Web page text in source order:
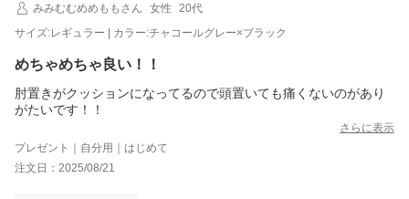
みみむむめめももさん
女性
20代
サイズ:レギュラー | カラー:チャコールグレー×ブラック
めちゃめちゃ良い！！
肘置きがクッションになってるので頭置いても痛くないのがあり
がたいです！！
さらに表示
プレゼント｜自分用｜はじめて
注文日：2025/08/21